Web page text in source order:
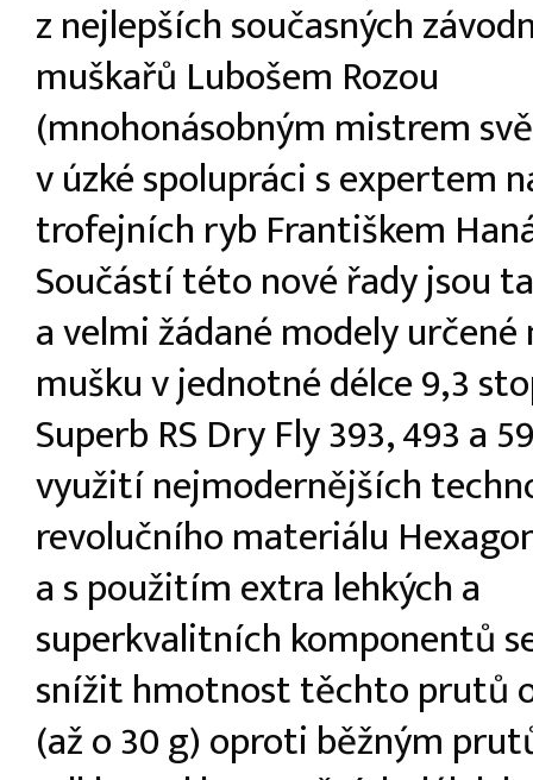
z nejlepších současných
muškařů Lubošem Rozou
(mnohonásobným mistrem
v úzké spolupráci s expertem
trofejních ryb Františkem
Součástí této nové řady jsou
a velmi žádané modely určené
mušku v jednotné délce 9,3
Superb RS Dry Fly 393, 493 a
využití nejmodernějších
revolučního materiálu
a s použitím extra lehkých a
superkvalitních komponentů
snížit hmotnost těchto prutů
(až o 30 g) oproti běžným